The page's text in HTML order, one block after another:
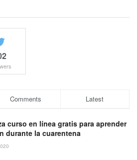
Comments Latest
curso en línea gratis para aprender
durante la cuarentena